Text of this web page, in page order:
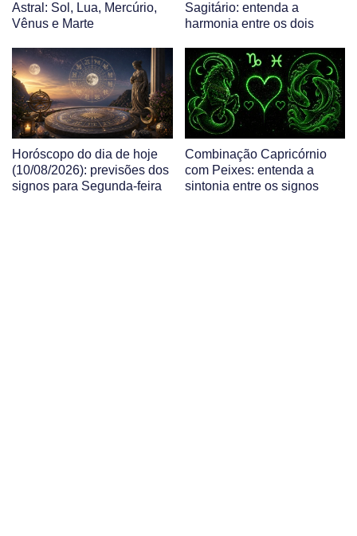
Astral: Sol, Lua, Mercúrio,
Vênus e Marte
Sagitário: entenda a
harmonia entre os dois
Horóscopo do dia de hoje
(10/08/2026): previsões dos
signos para Segunda-feira
Combinação Capricórnio
com Peixes: entenda a
sintonia entre os signos